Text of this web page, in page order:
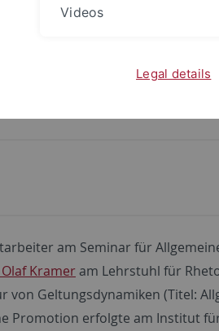
Seminar für Allgemeine Rhetorik
@uni-
am Seminar für
Krameram Lehrstuhl für
Geltungsdynamiken (Titel:
Promotion erfolgte am Institut
Videos
Legal details